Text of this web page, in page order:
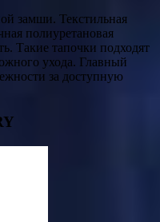
замши. Текстильная
полиуретановая
Такие тапочки подходят
ухода. Главный
за доступную